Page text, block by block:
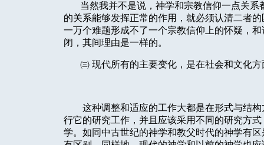
当然我并不是说，神学和宗教信仰一点关
的关系能够发挥正常的作用，就必须认清二者
一万个难题形成不了一个宗教信仰上的怀疑，
闭，其间理由是一样的。
㈢ 现代所有的主要变化，是在社会和文化
这种调整和适应的工作大都是在形式与结
行它的研究工作，并且应该采用不同的研究方
学。如同中古世纪的神学和教父时代的神学有